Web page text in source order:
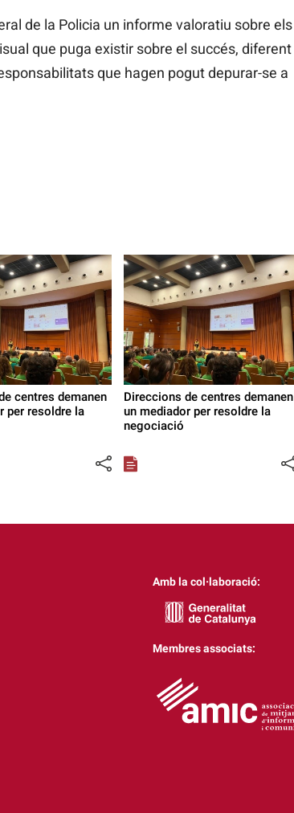
de la Policia un informe valoratiu sobre els
que puga existir sobre el succés, diferent
que hagen pogut depurar-se a
centres demanen
per resoldre la
Direccions de centres demanen
un mediador per resoldre la
negociació
Amb la col·laboració:
Membres associats: